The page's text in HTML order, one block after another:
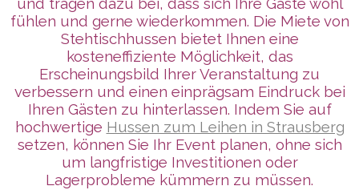
fühlen und gerne wiederkommen. Die Miete von
Stehtischhussen bietet Ihnen eine
kosteneffiziente Möglichkeit, das
Erscheinungsbild Ihrer Veranstaltung zu
verbessern und einen einprägsam Eindruck bei
Ihren Gästen zu hinterlassen. Indem Sie auf
hochwertige Hussen zum Leihen in Strausberg
setzen, können Sie Ihr Event planen, ohne sich
um langfristige Investitionen oder
Lagerprobleme kümmern zu müssen.